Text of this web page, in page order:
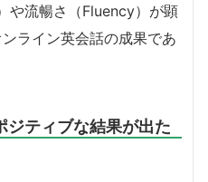
や流暢さ（Fluency）が顕
ライン英会話の成果であ
ジティブな結果が出た